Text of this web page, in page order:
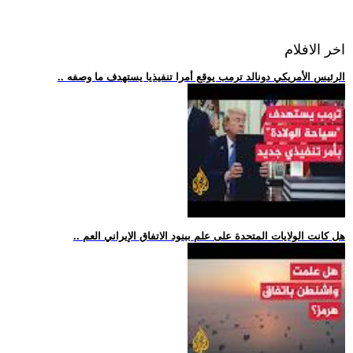
اخر الافلام
.. الرئيس الأمريكي دونالد ترمب يوقع أمرا تنفيذيا يستهدف ما وصفه
.. هل كانت الولايات المتحدة على علم ببنود الاتفاق الإيراني العم